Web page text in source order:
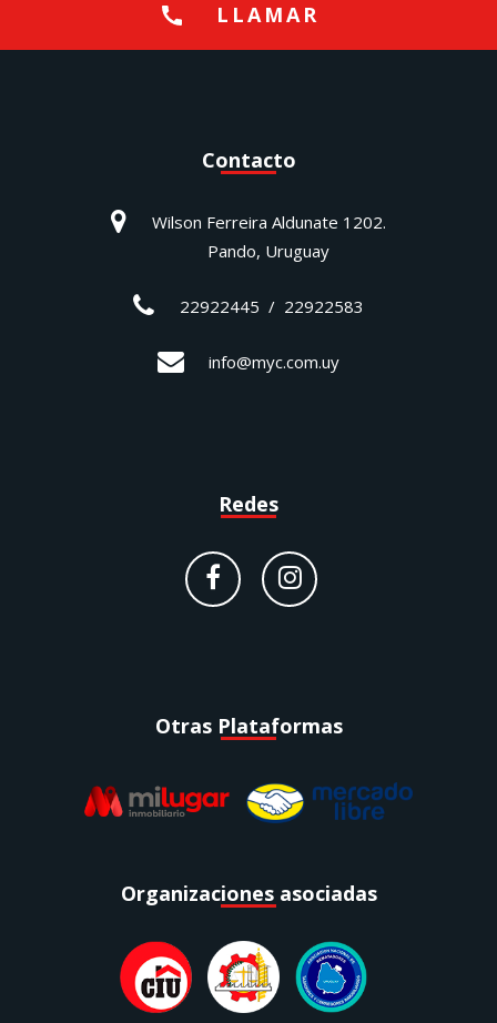
LLAMAR
Contacto
Wilson Ferreira Aldunate 1202.
Pando, Uruguay
22922445 / 22922583
info@myc.com.uy
Redes
Otras Plataformas
Organizaciones asociadas